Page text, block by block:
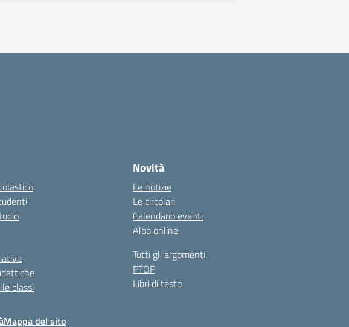
classi
Novità
Le notizie
Le circolari
Calendario eventi
Albo online
Tutti gli argomenti
PTOF
Libri di testo
Mappa del sito